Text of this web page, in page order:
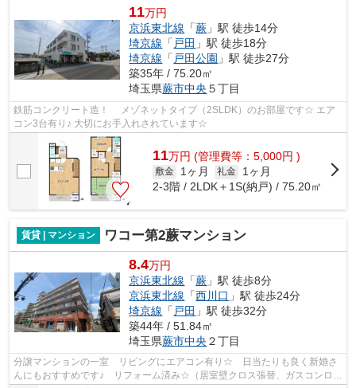
11万円
京浜東北線 「蕨 」駅 徒歩14分
埼京線 「 戸田 」駅 徒歩18分
埼京線 「 戸田公園 」駅 徒歩27分
築35年 / 75.20㎡
埼玉県蕨市中央 ５丁目
鉄筋コンクリート造！ メゾネットタイプ（2SLDK）のお部屋です☆ エア
コン3台有り♪ 大切にお手入れされています☆
11万円 (管理費等：5,000円 )
敷金 1ヶ月 礼金
1ヶ月
2-3階 / 2LDK＋1S(納戸) / 75.20㎡
賃貸 | マンション ワコー第2蕨マンション
8.4万円
京浜東北線 「蕨 」駅 徒歩8分
京浜東北線 「西川口 」駅 徒歩24分
埼京線 「 戸田 」駅 徒歩32分
築44年 / 51.84㎡
埼玉県蕨市中央 ２丁目
分譲マンションの一室 リビングにエアコン有り☆ 日当たりも良く新婚さ
んにもおすすめです♪ リフォーム済み☆（居室壁クロス張替、ガスコンロ交